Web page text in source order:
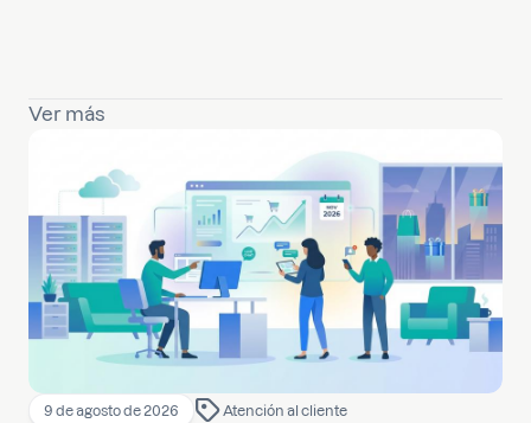
Ver más
9 de agosto de 2026 Atención al cliente